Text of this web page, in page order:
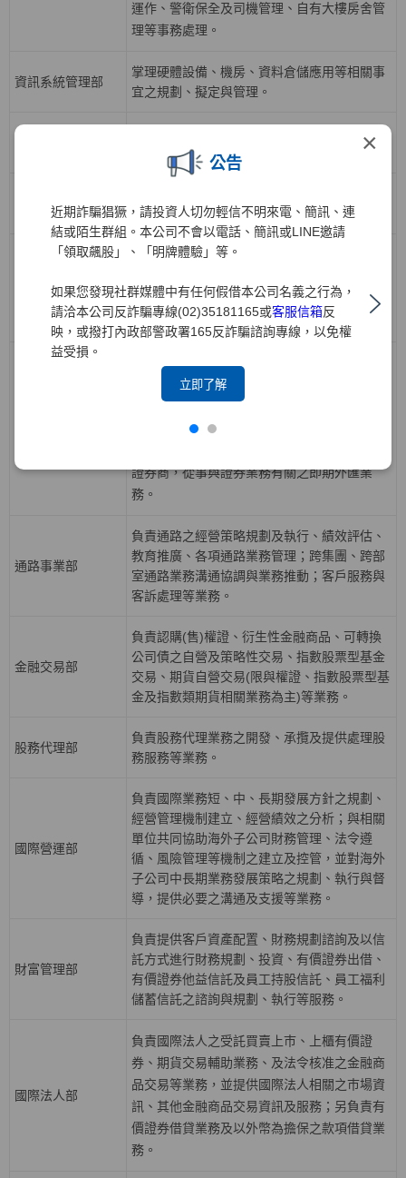
×
公告
近期詐騙猖獗，請投資人切勿輕信不明來電、簡訊、連
結或陌生群組。本公司不會以電話、簡訊或LINE邀請
「領取飆股」、「明牌體驗」等。
如果您發現社群媒體中有任何假借本公司名義之行為，
請洽本公司反詐騙專線(02)35181165或客服信箱反
映，或撥打內政部警政署165反詐騙諮詢專線，以免權
益受損。
立即了解
運作、警衛保全及司機管理、自有大樓房舍管
理等事務處理。
資訊系統管理部
掌理硬體設備、機房、資料倉儲應用等相關事
宜之規劃、擬定與管理。
系統之規劃、分析與執行等相關事宜。
資訊系統開發二部
劃、分析與執行等相關事宜。
人力資源部
負責公司人力資源策略，有關組織發展、召募
利、勞資關係等政策規劃與推動，各項人力資
源業務執行與管理。
負責債券、票券、受益證券及資產基礎證券之
買賣斷、附買回、附賣回交易；規劃債券、受
益性商品之發行，從事利率、債券、信用與資
證券商，從事與證券業務有關之即期外匯業
務。
通路事業部
負責通路之經營策略規劃及執行、績效評估、
教育推廣、各項通路業務管理；跨集團、跨部
室通路業務溝通協調與業務推動；客戶服務與
客訴處理等業務。
金融交易部
負責認購(售)權證、衍生性金融商品、可轉換
公司債之自營及策略性交易、指數股票型基金
交易、期貨自營交易(限與權證、指數股票型基
金及指數類期貨相關業務為主)等業務。
股務代理部
負責股務代理業務之開發、承攬及提供處理股
務服務等業務。
國際營運部
負責國際業務短、中、長期發展方針之規劃、
經營管理機制建立、經營績效之分析；與相關
單位共同協助海外子公司財務管理、法令遵
循、風險管理等機制之建立及控管，並對海外
子公司中長期業務發展策略之規劃、執行與督
導，提供必要之溝通及支援等業務。
財富管理部
負責提供客戶資產配置、財務規劃諮詢及以信
託方式進行財務規劃、投資、有價證券出借、
有價證券他益信託及員工持股信託、員工福利
儲蓄信託之諮詢與規劃、執行等服務。
國際法人部
負責國際法人之受託買賣上巿、上櫃有價證
券、期貨交易輔助業務、及法令核准之金融商
品交易等業務，並提供國際法人相關之巿場資
訊、其他金融商品交易資訊及服務；另負責有
價證券借貸業務及以外幣為擔保之款項借貸業
務。